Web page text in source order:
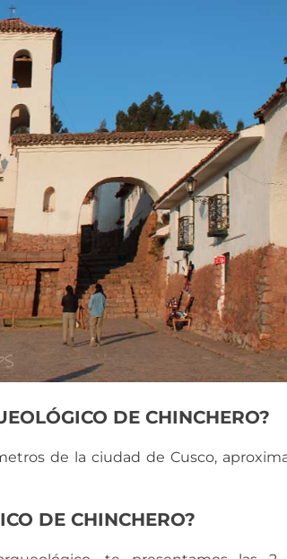
DE CHINCHERO?
de la ciudad de Cusco,
DE CHINCHERO?